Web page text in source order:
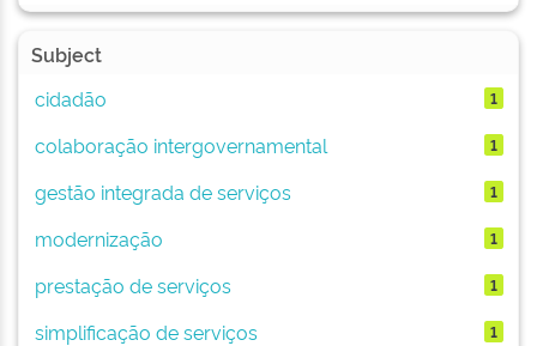
Subject
cidadão
1
colaboração intergovernamental 1
gestão integrada de serviços 1
modernização 1
prestação de serviços 1
simplificação de serviços 1